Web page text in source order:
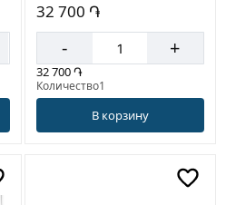
32 700 ֏
- +
32 700 ֏
Количество1
В корзину